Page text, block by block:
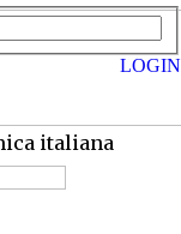
italiana
LOGIN